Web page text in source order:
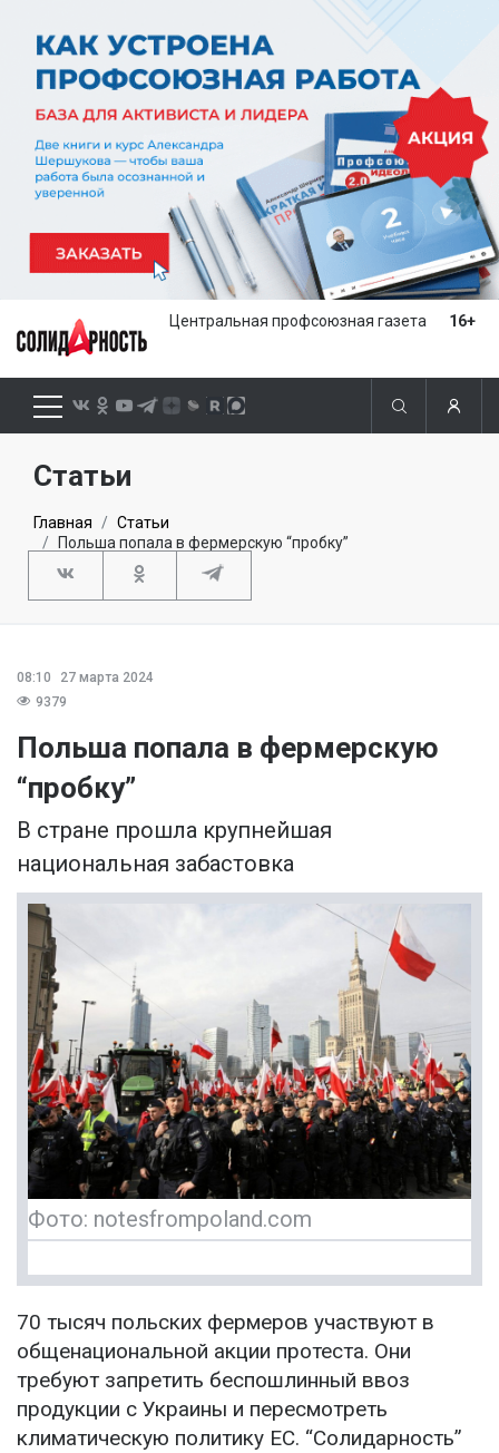
Центральная профсоюзная газета 16+
Статьи
Главная
Статьи
Польша попала в фермерскую “пробку”
08:10
27 марта 2024
9379
Польша попала в фермерскую
“пробку”
В стране прошла крупнейшая
национальная забастовка
Фото: notesfrompoland.com
70 тысяч польских фермеров участвуют в
общенациональной акции протеста. Они
требуют запретить беспошлинный ввоз
продукции с Украины и пересмотреть
климатическую политику ЕС. “Солидарность”